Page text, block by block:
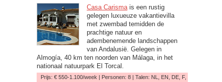
Casa Carismais een rustig
gelegen luxueuze vakantievilla
met zwembad temidden de
prachtige natuur en
adembenemende landschappen
van Andalusië. Gelegen in
Almogía, 40 km ten noorden van Málaga, in het
nationaal natuurpark El Torcal.
Prijs: € 550-1.100/week | Personen: 8 | Talen: NL, EN, DE, F,